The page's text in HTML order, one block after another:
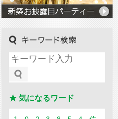
★ 気になるワード